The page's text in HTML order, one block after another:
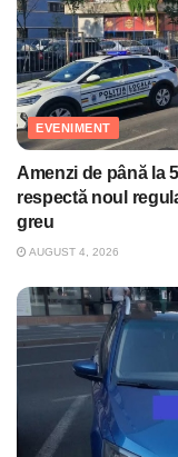
EVENIMENT
Amenzi de până la
respectă noul
greu
AUGUST 4, 2026